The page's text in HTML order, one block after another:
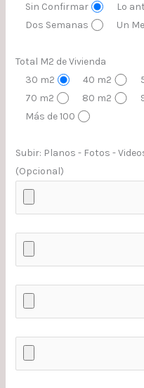
Sin Confirmar
Lo
Dos Semanas
Un
Total M2 de Vivienda
30 m2
40 m2
70 m2
80 m2
Más de 100
Subir: Planos - Fotos -
(Opcional)